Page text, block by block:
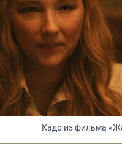
Кадр из фильма